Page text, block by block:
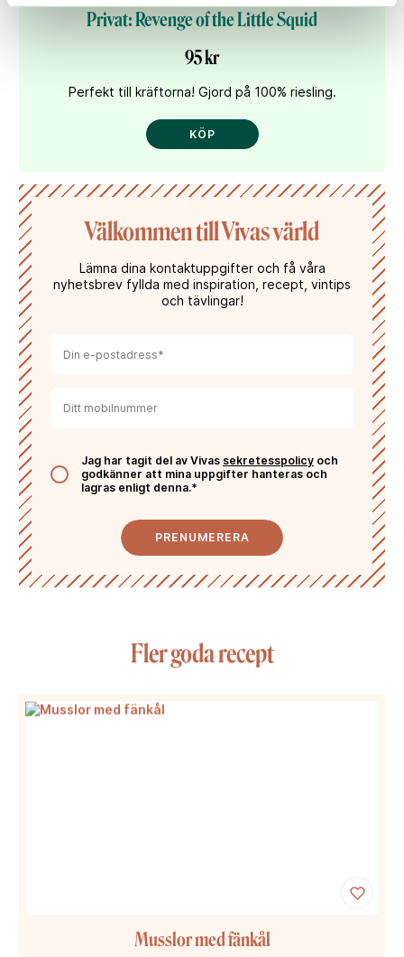
Privat: Revenge of the Little Squid
95 kr
Perfekt till kräftorna! Gjord på 100% riesling.
KÖP
Välkommen till Vivas värld
Lämna dina kontaktuppgifter och få våra
nyhetsbrev fyllda med inspiration, recept, vintips
och tävlingar!
Jag har tagit del av Vivas sekretesspolicy och
godkänner att mina uppgifter hanteras och
lagras enligt denna.*
PRENUMERERA
Fler goda recept
Musslor med fänkål